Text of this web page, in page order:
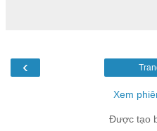
‹
Xem
Được tạo